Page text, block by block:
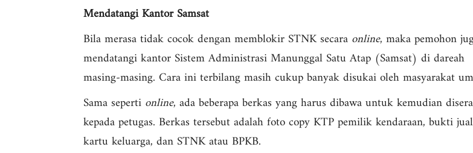
Mendatangi Kantor Samsat
Bila merasa tidak cocok dengan memblokir STNK secara online, maka pemohon
mendatangi kantor Sistem Administrasi Manunggal Satu Atap (Samsat) di dareah
masing-masing. Cara ini terbilang masih cukup banyak disukai oleh masyarakat
Sama seperti online, ada beberapa berkas yang harus dibawa untuk kemudian
kepada petugas. Berkas tersebut adalah foto copy KTP pemilik kendaraan, bukti
kartu keluarga, dan STNK atau BPKB.